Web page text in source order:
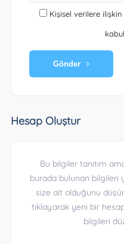
Kişisel verilere
Gönder
Hesap Oluştur
Bu bilgiler tanıtım
burada bulunan bilgileri
size ait olduğunu
tıklayarak yeni bir
bilgileri